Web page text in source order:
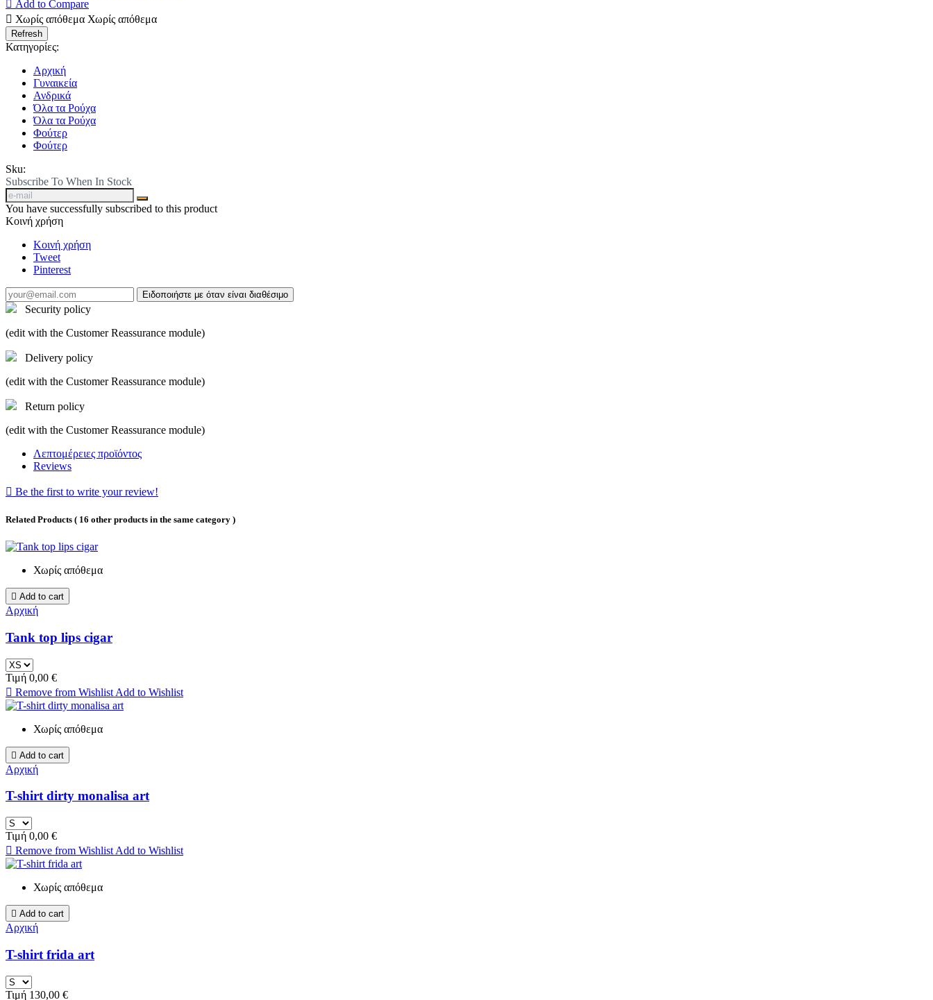
 Add to Compare
 Χωρίς απόθεμα Χωρίς απόθεμα
Κατηγορίες:
Αρχική
Γυναικεία
Ανδρικά
Όλα τα Ρούχα
Όλα τα Ρούχα
Φούτερ
Φούτερ
Sku:
Subscribe To When In Stock
You have successfully subscribed to this product
Κοινή χρήση
Κοινή χρήση
Tweet
Pinterest
Ειδοποιήστε με όταν είναι διαθέσιμο
Security policy
(edit with the Customer Reassurance module)
Delivery policy
(edit with the Customer Reassurance module)
Return policy
(edit with the Customer Reassurance module)
Λεπτομέρειες προϊόντος
Reviews
 Be the first to write your review!
Related Products ( 16 other products in the same category )
Χωρίς απόθεμα
 Add to cart
Αρχική
Tank top lips cigar
Τιμή 0,00 €
 Remove from Wishlist Add to Wishlist
Χωρίς απόθεμα
 Add to cart
Αρχική
T-shirt dirty monalisa art
Τιμή 0,00 €
 Remove from Wishlist Add to Wishlist
Χωρίς απόθεμα
 Add to cart
Αρχική
T-shirt frida art
Τιμή 130,00 €